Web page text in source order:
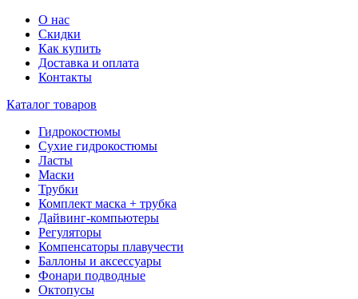
О нас
Скидки
Как купить
Доставка и оплата
Контакты
Каталог товаров
Гидрокостюмы
Сухие гидрокостюмы
Ласты
Маски
Трубки
Комплект маска + трубка
Дайвинг-компьютеры
Регуляторы
Компенсаторы плавучести
Баллоны и аксессуары
Фонари подводные
Октопусы